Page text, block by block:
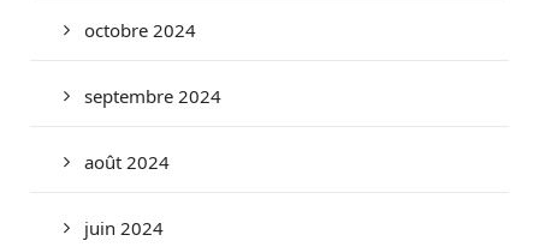
octobre 2024
septembre 2024
août 2024
juin 2024